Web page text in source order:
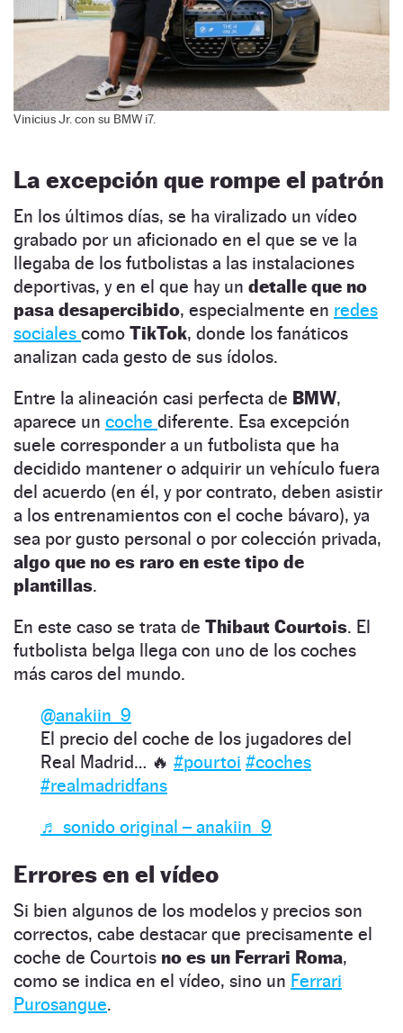
Vinicius Jr. con su BMW i7.
La excepción que rompe el patrón
En los últimos días, se ha viralizado un vídeo
grabado por un aficionado en el que se ve la
llegaba de los futbolistas a las instalaciones
deportivas, y en el que hay un detalle que no
pasa desapercibido, especialmente en redes
sociales como TikTok, donde los fanáticos
analizan cada gesto de sus ídolos.
Entre la alineación casi perfecta de BMW,
aparece un coche diferente. Esa excepción
suele corresponder a un futbolista que ha
decidido mantener o adquirir un vehículo fuera
del acuerdo (en él, y por contrato, deben asistir
a los entrenamientos con el coche bávaro), ya
sea por gusto personal o por colección privada,
algo que no es raro en este tipo de
plantillas.
En este caso se trata de Thibaut Courtois. El
futbolista belga llega con uno de los coches
más caros del mundo.
@anakiin_9
El precio del coche de los jugadores del
Real Madrid… 🔥 #pourtoi #coches
#realmadridfans
♬ sonido original – anakiin_9
Errores en el vídeo
Si bien algunos de los modelos y precios son
correctos, cabe destacar que precisamente el
coche de Courtois no es un Ferrari Roma,
como se indica en el vídeo, sino un Ferrari
Purosangue.